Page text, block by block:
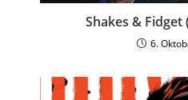
Shakes & Fidget
6.